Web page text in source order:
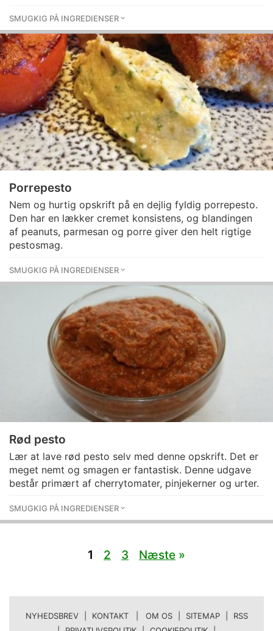
SMUGKIG PÅ INGREDIENSER
Porrepesto
Nem og hurtig opskrift på en dejlig fyldig porrepesto.
Den har en lækker cremet konsistens, og blandingen
af peanuts, parmesan og porre giver den helt rigtige
pestosmag.
SMUGKIG PÅ INGREDIENSER
Rød pesto
Lær at lave rød pesto selv med denne opskrift. Det er
meget nemt og smagen er fantastisk. Denne udgave
består primært af cherrytomater, pinjekerner og urter.
SMUGKIG PÅ INGREDIENSER
1 2 3 Næste »
NYHEDSBREV KONTAKT | OM OS SITEMAP
RSS